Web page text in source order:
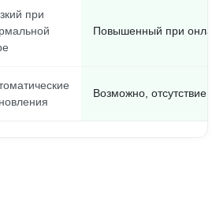
при
Повышенный при
Возможно, отсутствие